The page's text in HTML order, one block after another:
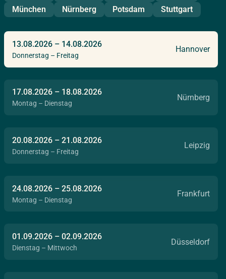
München
Nürnberg Potsdam Stuttgart
13.08.2026 – 14.08.2026
Donnerstag – Freitag
Hannover
17.08.2026 – 18.08.2026
Montag – Dienstag
Nürnberg
20.08.2026 – 21.08.2026
Donnerstag – Freitag
Leipzig
24.08.2026 – 25.08.2026
Montag – Dienstag
Frankfurt
01.09.2026 – 02.09.2026
Dienstag – Mittwoch
Düsseldorf